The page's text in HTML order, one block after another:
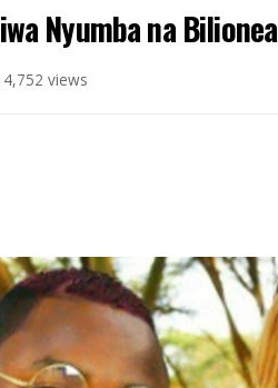
Nyumba na Bilionea
4,752 views